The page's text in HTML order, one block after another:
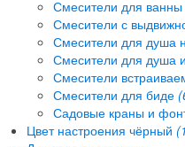
Смесители для
Смесители с
Смесители для душа
Смесители для душа
Смесители
Смесители для биде
Садовые краны и
Цвет настроения чёрный